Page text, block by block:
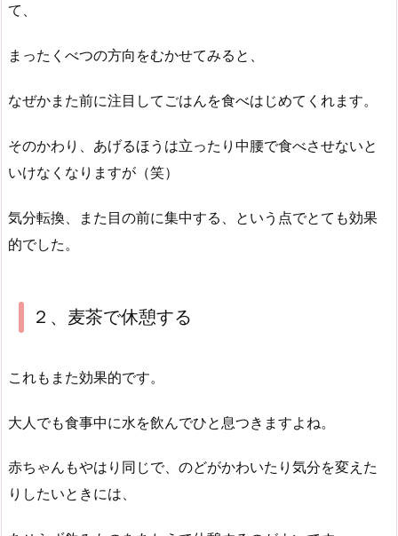
て、
まったくべつの方向をむかせてみると、
なぜかまた前に注目してごはんを食べはじめてくれます。
そのかわり、あげるほうは立ったり中腰で食べさせないと
いけなくなりますが（笑）
気分転換、また目の前に集中する、という点でとても効果
的でした。
２、麦茶で休憩する
これもまた効果的です。
大人でも食事中に水を飲んでひと息つきますよね。
赤ちゃんもやはり同じで、のどがかわいたり気分を変えた
りしたいときには、